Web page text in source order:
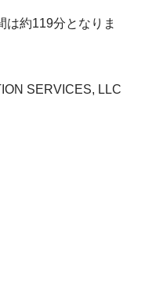
約119分となりま
SERVICES, LLC